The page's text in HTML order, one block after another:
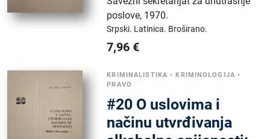
poslove, 1970.
Srpski. Latinica. Broširano.
7,96 €
KRIMINALISTIKA •KRIMINOLOGIJA •
PRAVO
#20 O uslovima i
načinu utvrđivanja